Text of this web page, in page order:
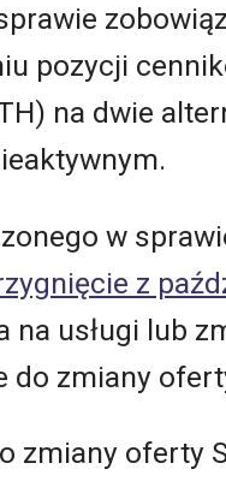
pozycji
na dwie
w
z
na usługi lub
zmiany
zmiany oferty